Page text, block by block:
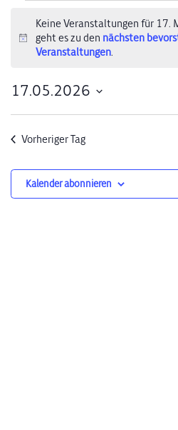
Veranstaltungen
für
2026
Hinweis
Keine Veranstaltungen für 17.
geht es zu den nächsten
Veranstaltungen.
17.05.2026
Vorheriger Tag
Kalender abonnieren